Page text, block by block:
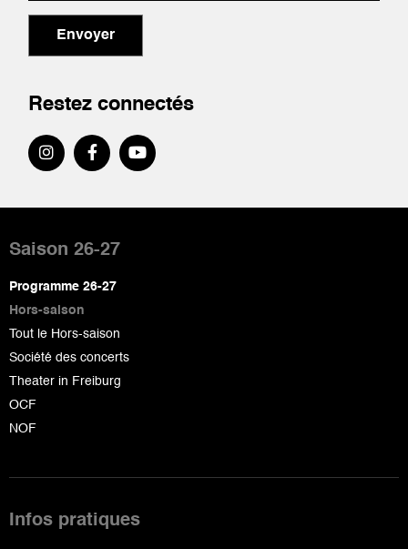
Envoyer
Restez connectés
de
page
Saison 26-27
Programme 26-27
Hors-saison
Tout le Hors-saison
Société des concerts
Theater in Freiburg
OCF
NOF
Infos pratiques